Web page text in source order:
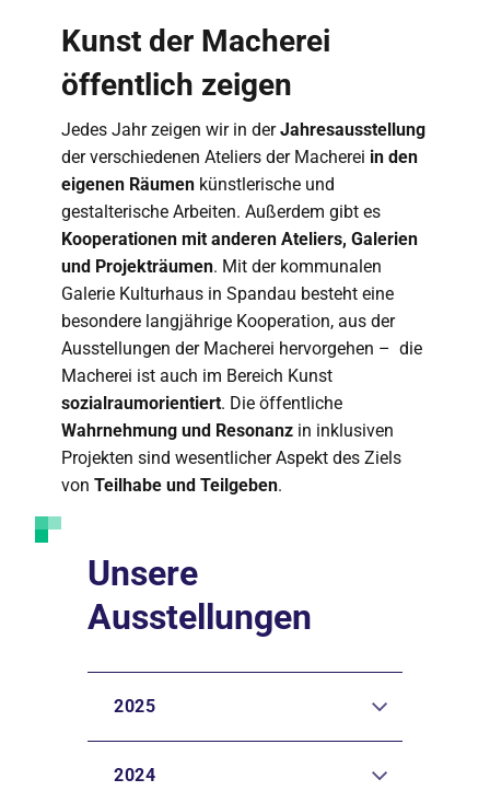
Kunst der Macherei
öffentlich zeigen
Jedes Jahr zeigen wir in derJahresausstellung
der verschiedenen Ateliers der Macherei in den
eigenen Räumen künstlerische und
gestalterische Arbeiten. Außerdem gibt es
Kooperationen mit anderen Ateliers, Galerien
und Projekträumen. Mit der kommunalen
Galerie Kulturhaus in Spandau besteht eine
besondere langjährige Kooperation, aus der
Ausstellungen der Macherei hervorgehen – die
Macherei ist auch im Bereich Kunst
sozialraumorientiert. Die öffentliche
Wahrnehmung und Resonanz in inklusiven
Projekten sind wesentlicher Aspekt des Ziels
von Teilhabe und Teilgeben.
Unsere
Ausstellungen
2025
2024